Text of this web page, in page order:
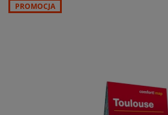
PROMOCJA